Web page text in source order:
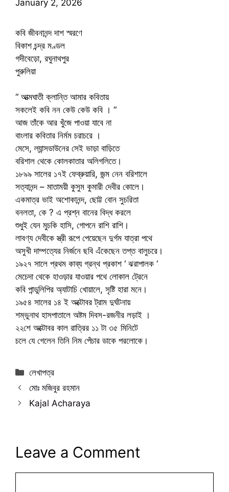
January 2, 2026
কবি জীবনানন্দ দাশ স্মরণে
বিকাশ চন্দ্র মণ্ডল
গদীবেড়ো, রঘুনাথপুর
পুরুলিয়া
“ আত্মঘাতী ক্লান্তি আমার কবিতায়
সকলেই কবি নন কেউ কেউ কবি । “
আজ তাঁকে আর খুঁজে পাওয়া যাবে না
বাংলার কবিতার নির্মম চরাচরে ।
মেসে, ল্যান্সডাউনের সেই ভাড়া বাড়িতে
বরিশাল থেকে কোলকাতার অলিগলিতে।
১৮৯৯ সালের ১৭ই ফেব্রুয়ারি, জন্ম নেন বরিশালে
সত্যানন্দ – মাতাময়ী কুসুম কুমারী দেবীর কোলে।
একমাত্র ভাই অশোকানন্দ, ছোট্ট বোন সুচরিতা
বনলতা, কে ? এ প্রশ্ন বানের বিদ্ধ করলে
শুধুই যেন মুচকি হাসি, গোপনে রাশি রাশি।
লাবণ্য দেবীকে স্ত্রী রূপে পেয়েছেন দুর্গম যাত্রা পথে
অসুখী দাম্পত্যের নির্জনে ছবি এঁকেছেন তপ্ত বালুচরে।
১৯২৭ সালে প্রথম কাব্য গ্রন্থ প্রকাশ ‘ ঝরাপালক ‘
মেচেদা থেকে হাওড়ার যাওয়ার পথে লোকাল ট্রেনে
কবি পান্ডুলিপির অ্যাটাচি খোয়ালে, সৃষ্টি হারা মনে।
১৯৫৪ সালের ১৪ ই অক্টোবর ট্রাম দুর্ঘটনায়
শম্ভুনাথ হাসপাতালে অষ্টম দিবস-রজনীর লড়াই ।
২২শে অক্টোবর কাল রাত্রির ১১ টা ৩৫ মিনিটে
চলে যে গেলেন তিনি নিম পেঁচার ডাকে পরলোকে।
Categories
লেখাপত্র
মোঃ মজিবুর রহমান
Kajal Acharaya
Leave a Comment